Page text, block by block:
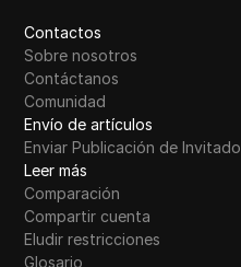
Contactos
Sobre nosotros
Contáctanos
Comunidad
Envío de artículos
Enviar Publicación de Invitado
Leer más
Comparación
Compartir cuenta
Eludir restricciones
Glosario